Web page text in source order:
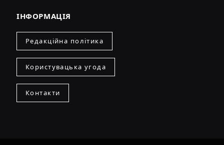
ІНФОРМАЦІЯ
Редакційна політика
Користувацька угода
Контакти